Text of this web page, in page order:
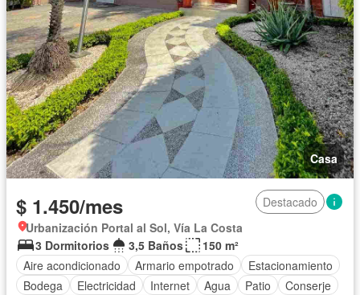
Casa
$ 1.450/mes
Destacado
Urbanización Portal al Sol, Vía La Costa
3 Dormitorios
3,5 Baños
150 m²
Aire acondicionado
Armario empotrado
Estacionamiento
Bodega
Electricidad Internet Agua Patio
Conserje